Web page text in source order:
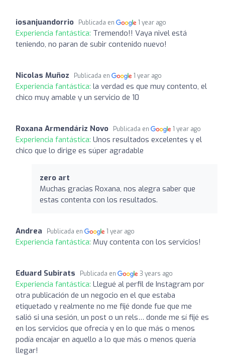
iosanjuandorrio Publicada en 1 year ago
Experiencia fantástica: Tremendo!! Vaya nivel está
teniendo, no paran de subir contenido nuevo!
Nicolas Muñoz Publicada en 1 year ago
Experiencia fantástica: la verdad es que muy contento, el
chico muy amable y un servicio de 10
Roxana Armendáriz Novo Publicada en 1 year ago
Experiencia fantástica: Unos resultados excelentes y el
chico que lo dirige es súper agradable
zero art
Muchas gracias Roxana, nos alegra saber que
estas contenta con los resultados.
Andrea Publicada en 1 year ago
Experiencia fantástica: Muy contenta con los servicios!
Eduard Subirats Publicada en 3 years ago
Experiencia fantástica: Llegué al perfil de Instagram por
otra publicación de un negocio en el que estaba
etiquetado y realmente no me fijé donde fue que me
salió si una sesión, un post o un rels… donde me sí fijé es
en los servicios que ofrecía y en lo que más o menos
podía encajar en aquello a lo que más o menos quería
llegar!